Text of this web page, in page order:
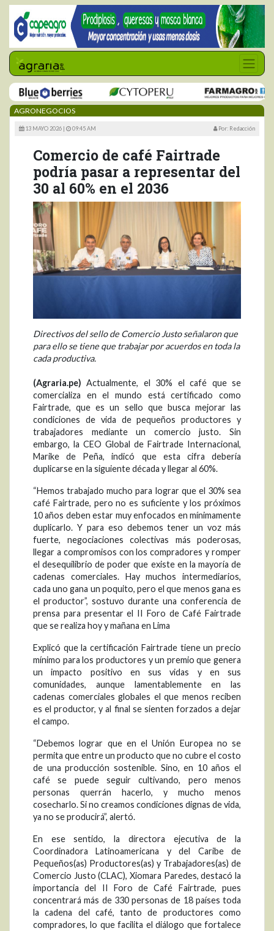
AGRONEGOCIOS
13 MAYO 2026 | 09:45 AM Por: Redacción
Comercio de café Fairtrade
podría pasar a representar del
30 al 60% en el 2036
Directivos del sello de Comercio Justo señalaron que
para ello se tiene que trabajar por acuerdos en toda la
cada productiva.
(Agraria.pe)Actualmente, el 30% el café que se
comercializa en el mundo está certificado como
Fairtrade, que es un sello que busca mejorar las
condiciones de vida de pequeños productores y
trabajadores mediante un comercio justo. Sin
embargo, la CEO Global de Fairtrade Internacional,
Marike de Peña, indicó que esta cifra debería
duplicarse en la siguiente década y llegar al 60%.
“Hemos trabajado mucho para lograr que el 30% sea
café Fairtrade, pero no es suficiente y los próximos
10 años deben estar muy enfocados en mínimamente
duplicarlo. Y para eso debemos tener un voz más
fuerte, negociaciones colectivas más poderosas,
llegar a compromisos con los compradores y romper
el desequilibrio de poder que existe en la mayoría de
cadenas comerciales. Hay muchos intermediarios,
cada uno gana un poquito, pero el que menos gana es
el productor”, sostuvo durante una conferencia de
prensa para presentar el II Foro de Café Fairtrade
que se realiza hoy y mañana en Lima
Explicó que la certificación Fairtrade tiene un precio
mínimo para los productores y un premio que genera
un impacto positivo en sus vidas y en sus
comunidades, aunque lamentablemente en las
cadenas comerciales globales el que menos reciben
es el productor, y al final se sienten forzados a dejar
el campo.
“Debemos lograr que en el Unión Europea no se
permita que entre un producto que no cubre el costo
de una producción sostenible. Sino, en 10 años el
café se puede seguir cultivando, pero menos
personas querrán hacerlo, y mucho menos
cosecharlo. Si no creamos condiciones dignas de vida,
ya no se producirá”, alertó.
En ese sentido, la directora ejecutiva de la
Coordinadora Latinoamericana y del Caribe de
Pequeños(as) Productores(as) y Trabajadores(as) de
Comercio Justo (CLAC), Xiomara Paredes, destacó la
importancia del II Foro de Café Fairtrade, pues
concentrará más de 330 personas de 18 países toda
la cadena del café, tanto de productores como
compradores, lo que facilita el diálogo que fortalece